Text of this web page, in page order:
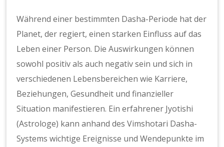
Während einer bestimmten Dasha-Periode hat der
Planet, der regiert, einen starken Einfluss auf das
Leben einer Person. Die Auswirkungen können
sowohl positiv als auch negativ sein und sich in
verschiedenen Lebensbereichen wie Karriere,
Beziehungen, Gesundheit und finanzieller
Situation manifestieren. Ein erfahrener Jyotishi
(Astrologe) kann anhand des Vimshotari Dasha-
Systems wichtige Ereignisse und Wendepunkte im